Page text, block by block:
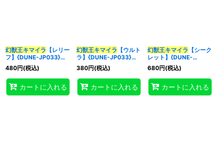
カテゴリ:
特集:
幻獣王キマイラ 【レリー
フ】{DUNE-JP033}
《融合》
480円(税込)
カートに入れる
幻獣王キマイラ 【ウルト
ラ】{DUNE-JP033}
《融合》
380円(税込)
カートに入れる
幻獣王キマイラ 【シーク
レット】{DUNE-
JP033}《融合》
680円(税込)
カートに入れる